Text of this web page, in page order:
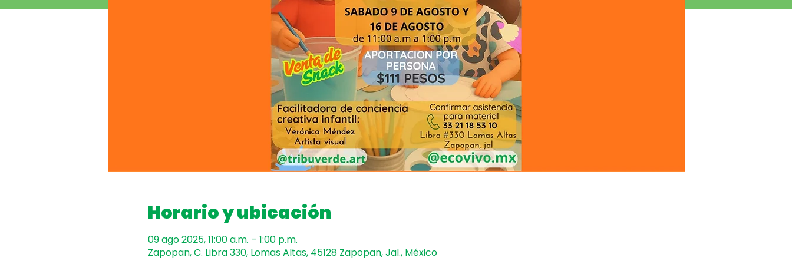
Horario y ubicación
09 ago 2025, 11:00 a.m. – 1:00 p.m.
Zapopan, C. Libra 330, Lomas Altas, 45128 Zapopan, Jal., México